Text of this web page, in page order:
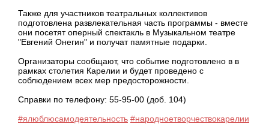
Также для участников театральных коллективов
подготовлена развлекательная часть программы - вместе
они посетят оперный спектакль в Музыкальном театре
"Евгений Онегин" и получат памятные подарки.
Организаторы сообщают, что событие подготовлено в в
рамках столетия Карелии и будет проведено с
соблюдением всех мер предосторожности.
Справки по телефону: 55-95-00 (доб. 104)
#ялюблюсамодеятельность #народноетворчествокарелии